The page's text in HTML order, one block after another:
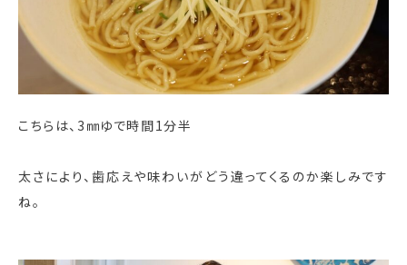
こちらは、3㎜ゆで時間1分半
太さにより、歯応えや味わいがどう違ってくるのか楽しみです
ね。